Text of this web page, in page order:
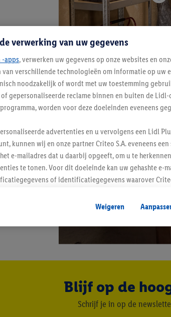
Blijf op de
Schrijf je in op de
verwerking van uw gegevens
apps, verwerken uw gegevens op onze websites en
verschillende technologieën om informatie op uw
noodzakelijk of wordt met uw toestemming
gepersonaliseerde reclame binnen en buiten de Lidl-
worden voor deze doeleinden eveneens
advertenties en u vervolgens een Lidl
kunnen wij en onze partner Criteo S.A. eveneens
e-mailadres dat u daarbij opgeeft, om u te
te tonen. Voor dit doeleinde kan uw gehashte e-
of identificatiegegevens waarover
in het kader van retargeting, d.w.z. advertenties
het product in de webshop aan uw winkelmandje
en verschillende Lidl-diensten worden
andere identificatiegegevens/identificatiegegevens
toestaan en meer informatie vinden over de
het gebruik van de noodzakelijke technologieën
verwerkingen voor alle bovengenoemde doeleinden.
en uw recht om uw toestemming te allen tijde met
Je vindt het impressum hier.
Weigeren